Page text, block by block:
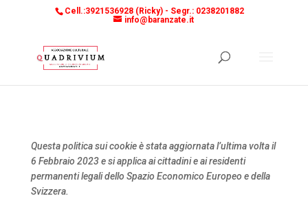
Cell.:3921536928 (Ricky) - Segr.: 0238201882
info@baranzate.it
Questa politica sui cookie è stata aggiornata l’ultima volta il
6 Febbraio 2023 e si applica ai cittadini e ai residenti
permanenti legali dello Spazio Economico Europeo e della
Svizzera.